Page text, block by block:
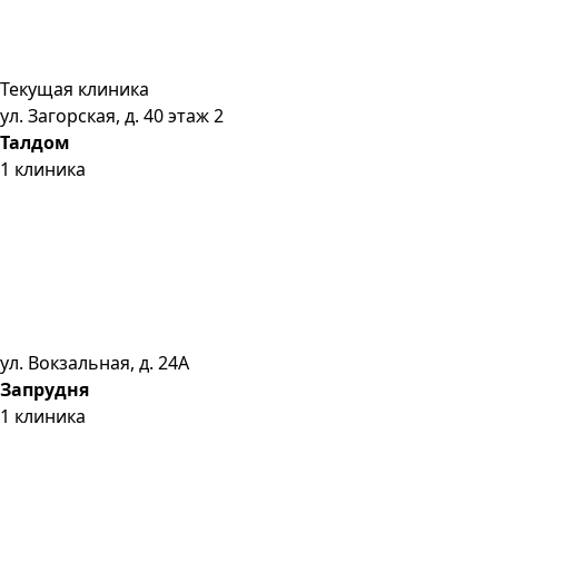
Текущая клиника
ул. Загорская, д. 40 этаж 2
Талдом
1 клиника
ул. Вокзальная, д. 24А
Запрудня
1 клиника